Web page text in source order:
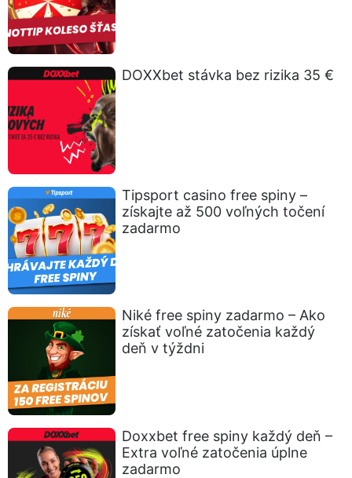
DOXXbet stávka bez rizika 35 €
Tipsport casino free spiny –
získajte až 500 voľných točení
zadarmo
Niké free spiny zadarmo – Ako
získať voľné zatočenia každý
deň v týždni
Doxxbet free spiny každý deň –
Extra voľné zatočenia úplne
zadarmo